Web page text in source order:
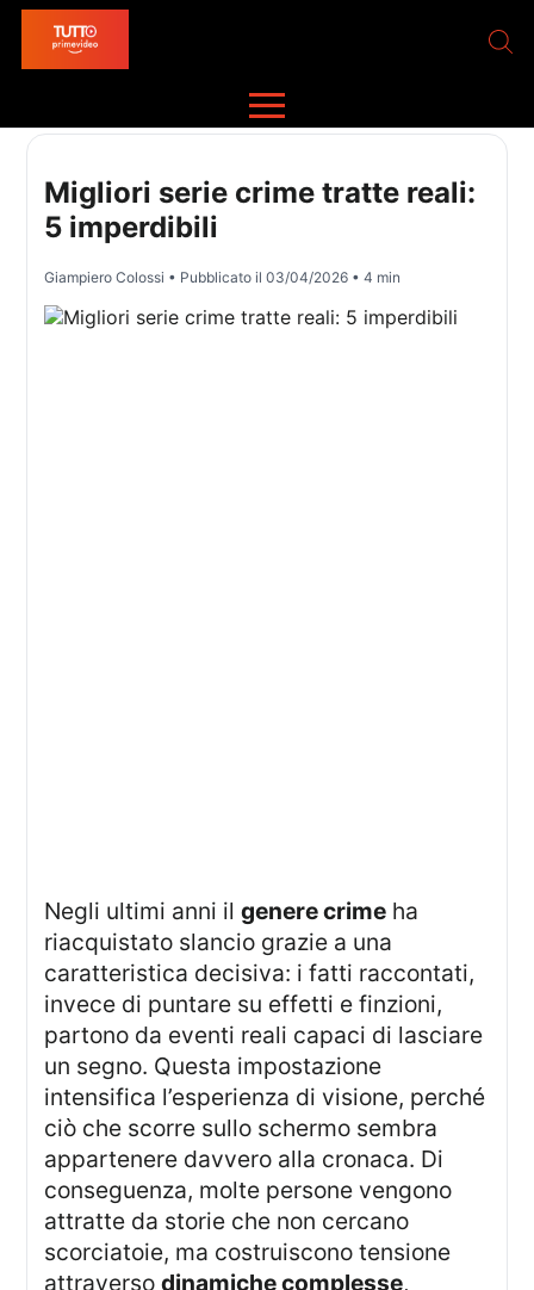
Migliori serie crime tratte reali:
5 imperdibili
Giampiero Colossi • Pubblicato il03/04/2026 • 4 min
Negli ultimi anni ilgenere crime ha
riacquistato slancio grazie a una
caratteristica decisiva: i fatti raccontati,
invece di puntare su effetti e finzioni,
partono da eventi reali capaci di lasciare
un segno. Questa impostazione
intensifica l’esperienza di visione, perché
ciò che scorre sullo schermo sembra
appartenere davvero alla cronaca. Di
conseguenza, molte persone vengono
attratte da storie che non cercano
scorciatoie, ma costruiscono tensione
attraversodinamiche complesse,